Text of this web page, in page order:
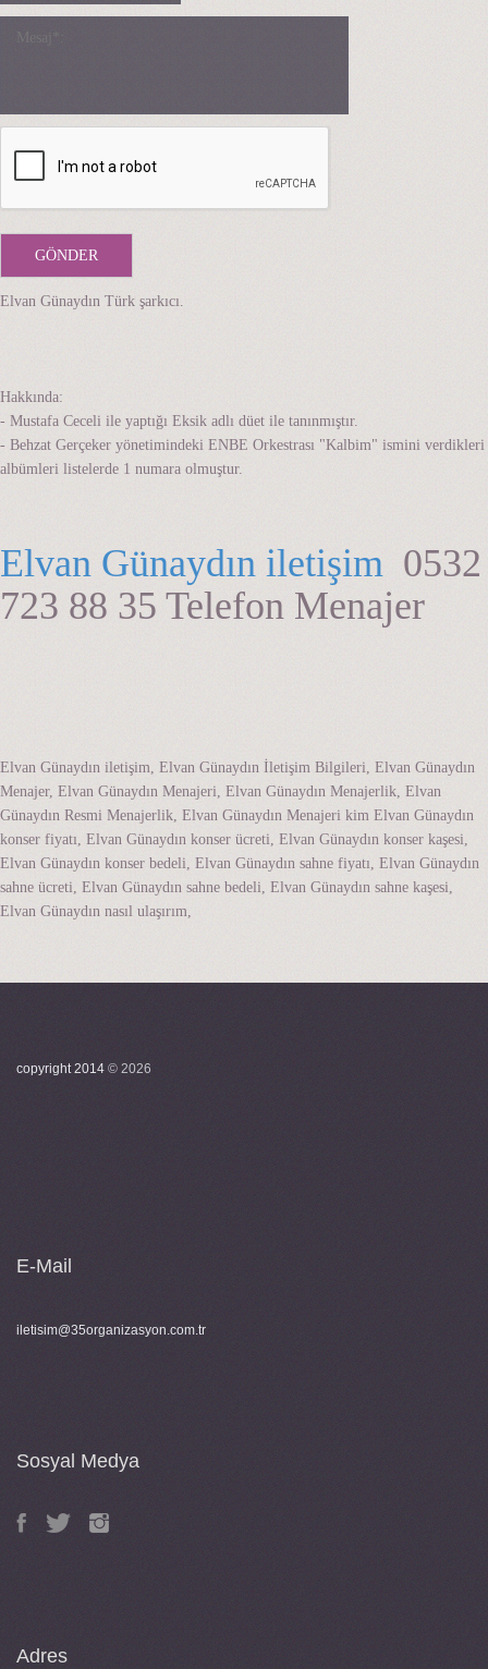
Elvan Günaydın Türk şarkıcı.
Hakkında:
- Mustafa Ceceli ile yaptığı Eksik adlı düet ile tanınmıştır.
- Behzat Gerçeker yönetimindeki ENBE Orkestrası "Kalbim" ismini verdikleri
albümleri listelerde 1 numara olmuştur.
Elvan Günaydın iletişim 0532
723 88 35 Telefon Menajer
Elvan Günaydın iletişim, Elvan Günaydın İletişim Bilgileri, Elvan Günaydın
Menajer, Elvan Günaydın Menajeri, Elvan Günaydın Menajerlik, Elvan
Günaydın Resmi Menajerlik, Elvan Günaydın Menajeri kim Elvan Günaydın
konser fiyatı, Elvan Günaydın konser ücreti, Elvan Günaydın konser kaşesi,
Elvan Günaydın konser bedeli, Elvan Günaydın sahne fiyatı, Elvan Günaydın
sahne ücreti, Elvan Günaydın sahne bedeli, Elvan Günaydın sahne kaşesi,
Elvan Günaydın nasıl ulaşırım,
copyright 2014 © 2026
E-Mail
iletisim@35organizasyon.com.tr
Sosyal Medya
Adres